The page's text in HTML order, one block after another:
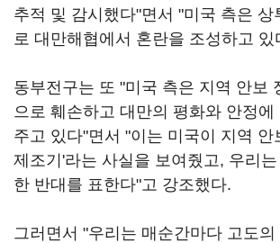
추적 및 감시했다"면서 "미국 측은 상
로 대만해협에서 혼란을 조성하고 있
동부전구는 또 "미국 측은 지역 안보
으로 훼손하고 대만의 평화와 안정에
주고 있다"면서 "이는 미국이 지역 안
제조기'라는 사실을 보여줬고, 우리
한 반대를 표한다"고 강조했다.
그러면서 "우리는 매순간마다 고도